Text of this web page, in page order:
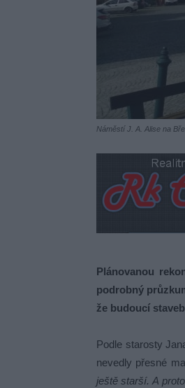
Náměstí J. A. Alise na
Plánovanou
podrobný
že budoucí
Podle starosty
nevedly přesné
ještě starší. A